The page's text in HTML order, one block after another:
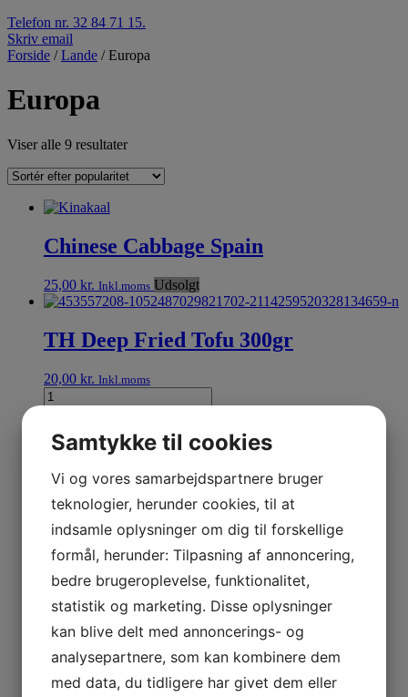
Telefon nr. 32 84 71 15.
Skriv email
Forside /Lande / Europa
Europa
Viser alle 9 resultater
Chinese Cabbage Spain
25,00 kr. Inkl.moms Udsolgt
TH Deep Fried Tofu 300gr
20,00 kr. Inkl.moms
Fooseng Vegetarian Spring rolls 1,6
kg (40pcs)
175,00kr. Inkl.moms
Læg i kurv
Elif Sunflower Oil 1ltr
22,00kr. Inkl.moms
Samtykke til cookies
Vi og vores samarbejdspartnere bruger
teknologier, herunder cookies, til at
indsamle oplysninger om dig til forskellige
formål, herunder: Tilpasning af annoncering,
bedre brugeroplevelse, funktionalitet,
statistik og marketing. Disse oplysninger
kan blive delt med annoncerings- og
analysepartnere, som kan kombinere dem
med data, du tidligere har givet dem eller